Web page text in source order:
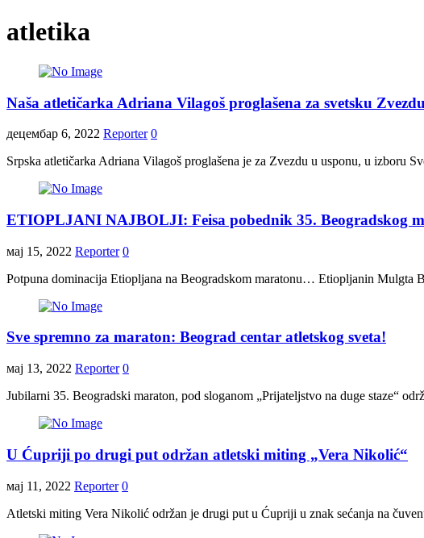
atletika
Naša atletičarka Adriana Vilagoš proglašena za svetsku
децембар 6, 2022 Reporter 0
Srpska atletičarka Adriana Vilagoš proglašena je za Zvezdu u usponu, u izboru
ETIOPLJANI NAJBOLJI: Feisa pobednik 35. Beogradskog
мај 15, 2022 Reporter 0
Potpuna dominacija Etiopljana na Beogradskom maratonu… Etiopljanin Mulgta
Sve spremno za maraton: Beograd centar atletskog sveta!
мај 13, 2022 Reporter 0
Jubilarni 35. Beogradski maraton, pod sloganom „Prijateljstvo na duge staze“
U Ćupriji po drugi put održan atletski miting „Vera Nikolić“
мај 11, 2022 Reporter 0
Atletski miting Vera Nikolić održan je drugi put u Ćupriji u znak sećanja na